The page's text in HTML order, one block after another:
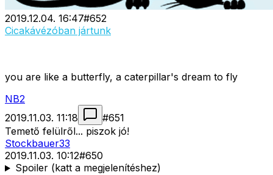
2019.12.04. 16:47#652
Cicakávézóban jártunk
you are like a butterfly, a caterpillar's dream to fly
NB2
2019.11.03. 11:18
#651
Temető felülről... piszok jó!
Stockbauer33
2019.11.03. 10:12#650
Spoiler (katt a megjelenítéshez)